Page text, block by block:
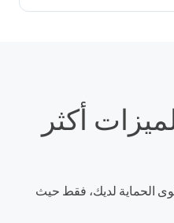
أكثر
الحماية لديك، فقط حيث